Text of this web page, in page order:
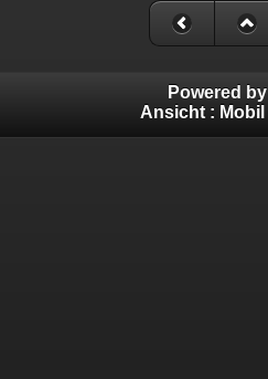
Powered by
Ansicht : Mobil